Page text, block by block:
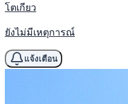
โตเกียว
ยังไม่มีเหตุการณ์
แจ้งเตือน